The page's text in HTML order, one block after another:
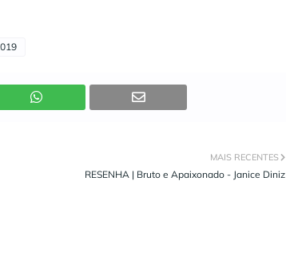
MAIS RECENTES
RESENHA | Bruto e Apaixonado - Janice Diniz